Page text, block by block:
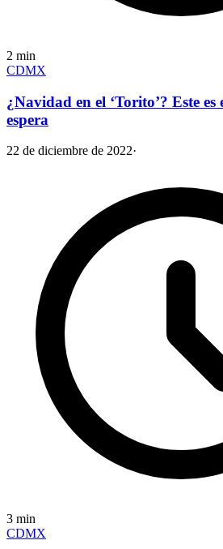
2 min
CDMX
¿Navidad en el ‘Torito’? Este es
espera
22 de diciembre de 2022·
3 min
CDMX